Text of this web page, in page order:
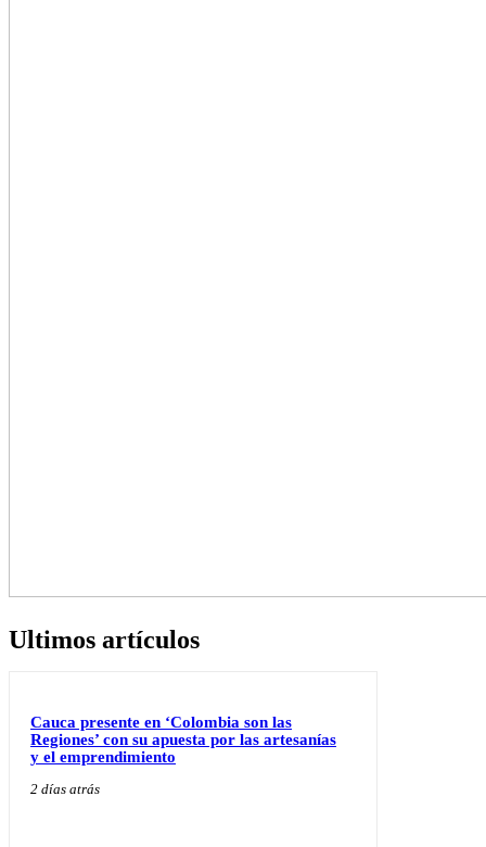
Ultimos artículos
Cauca presente en ‘Colombia son las
Regiones’ con su apuesta por las artesanías
y el emprendimiento
2 días atrás